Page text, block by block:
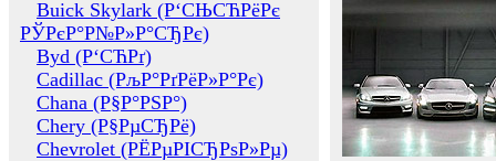
Buick Skylark (Р‘СЊСЋРёРє
РЎРєР°Р№Р»Р°СЂРє)
Byd (Р‘СЋРґ)
Cadillac (РљР°РґРёР»Р°Рє)
Chana (Р§Р°РЅР°)
Chery (Р§РµСЂРё)
Chevrolet (РЁРµРІСЂРѕР»Рµ)